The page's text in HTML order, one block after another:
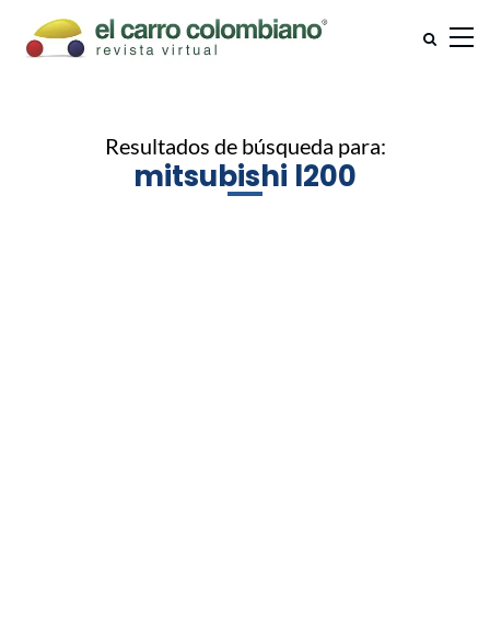
Resultados de búsqueda para:
mitsubishi l200